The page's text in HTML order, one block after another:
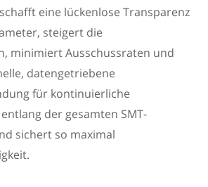
eine lückenlose Transparenz
steigert die
minimiert Ausschussraten und
datengetriebene
für kontinuierliche
der gesamten SMT-
sichert so maximal